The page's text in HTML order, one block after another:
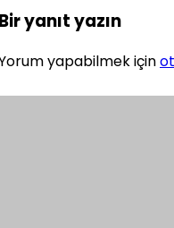
yanıt yazın
yapabilmek için